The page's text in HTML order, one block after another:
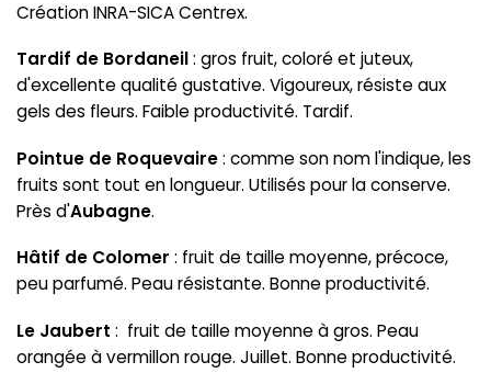
Création INRA-SICA Centrex.
Tardif de Bordaneil: gros fruit, coloré et juteux,
d'excellente qualité gustative. Vigoureux, résiste aux
gels des fleurs. Faible productivité. Tardif.
Pointue de Roquevaire: comme son nom l'indique, les
fruits sont tout en longueur. Utilisés pour la conserve.
Près d'Aubagne.
Hâtif de Colomer : fruit de taille moyenne, précoce,
peu parfumé. Peau résistante. Bonne productivité.
Le Jaubert : fruit de taille moyenne à gros. Peau
orangée à vermillon rouge. Juillet. Bonne productivité.